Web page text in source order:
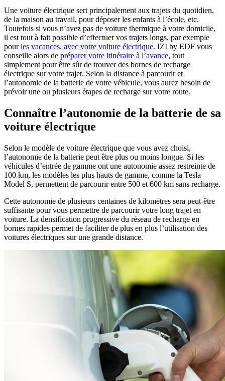
Une voiture électrique sert principalement aux trajets du quotidien,
de la maison au travail, pour déposer les enfants à l’école, etc.
Toutefois si vous n’avez pas de voiture thermique à votre domicile,
il est tout à fait possible d’effectuer vos trajets longs, par exemple
pourles vacances, avec votre voiture électrique. IZI by EDF vous
conseille alors de préparer votre itinéraire à l’avance, tout
simplement pour être sûr de trouver des bornes de recharge
électrique sur votre trajet. Selon la distance à parcourir et
l’autonomie de la batterie de votre véhicule, vous aurez besoin de
prévoir une ou plusieurs étapes de recharge sur votre route.
Connaître l’autonomie de la batterie de sa
voiture électrique
Selon le modèle de voiture électrique que vous avez choisi,
l’autonomie de la batterie peut être plus ou moins longue. Si les
véhicules d’entrée de gamme ont une autonomie assez restreinte de
100 km, les modèles les plus hauts de gamme, comme la Tesla
Model S, permettent de parcourir entre 500 et 600 km sans recharge.
Cette autonomie de plusieurs centaines de kilomètres sera peut-être
suffisante pour vous permettre de parcourir votre long trajet en
voiture. La densification progressive du réseau de recharge en
bornes rapides permet de faciliter de plus en plus l’utilisation des
voitures électriques sur une grande distance.